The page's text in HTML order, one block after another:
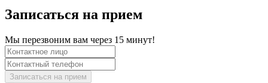
Записаться на прием
Мы перезвоним вам через 15 минут!